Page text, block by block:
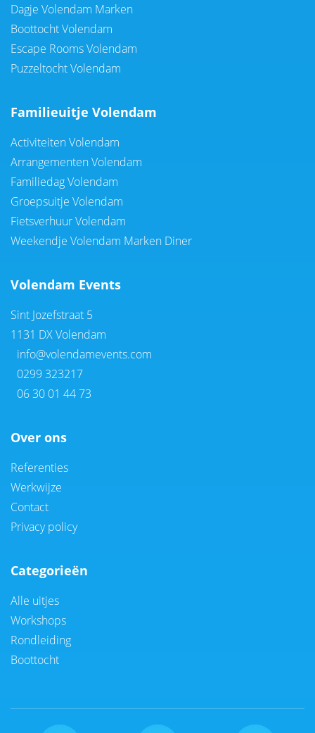
Dagje Volendam Marken
Boottocht Volendam
Escape Rooms Volendam
Puzzeltocht Volendam
Familieuitje Volendam
Activiteiten Volendam
Arrangementen Volendam
Familiedag Volendam
Groepsuitje Volendam
Fietsverhuur Volendam
Weekendje Volendam Marken Diner
Volendam Events
Sint Jozefstraat 5
1131 DX Volendam
info@volendamevents.com
0299 323217
06 30 01 44 73
Over ons
Referenties
Werkwijze
Contact
Privacy policy
Categorieën
Alle uitjes
Workshops
Rondleiding
Boottocht